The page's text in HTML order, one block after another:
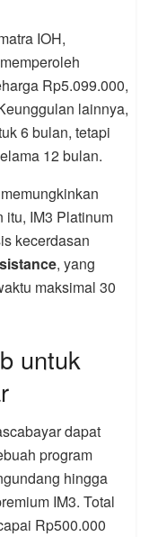
IOH,
Rp5.099.000,
lainnya,
6 bulan, tetapi
12 bulan.
itu, IM3 Platinum
kecerdasan
, yang
maksimal 30
untuk
dapat
program
hingga
IM3. Total
Rp500.000